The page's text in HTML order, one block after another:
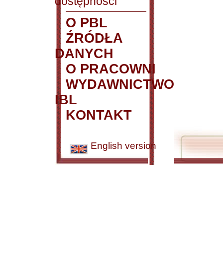
O PBL
ŹRÓDŁA
DANYCH
O PRACOWNI
WYDAWNICTWO
IBL
KONTAKT
English version